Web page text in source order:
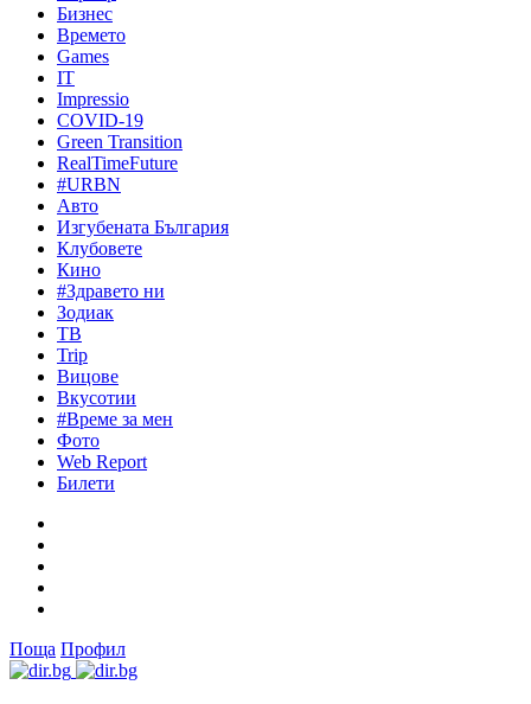
Бизнес
Времето
Games
IT
Impressio
COVID-19
Green Transition
RealTimeFuture
#URBN
Авто
Изгубената България
Клубовете
Кино
#Здравето ни
Зодиак
ТВ
Trip
Вицове
Вкусотии
#Време за мен
Фото
Web Report
Билети
Поща Профил